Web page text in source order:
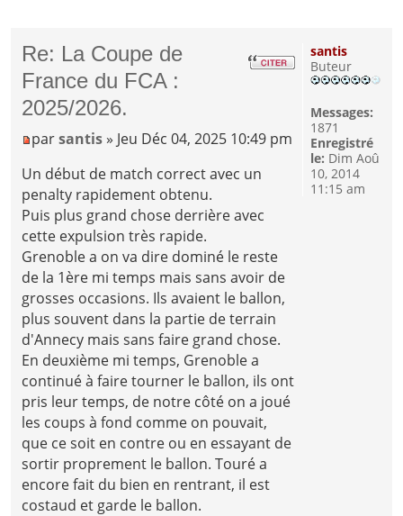
Re: La Coupe de
France du FCA :
2025/2026.
parsantis » Jeu Déc 04, 2025 10:49 pm
Un début de match correct avec un
penalty rapidement obtenu.
Puis plus grand chose derrière avec
cette expulsion très rapide.
Grenoble a on va dire dominé le reste
de la 1ère mi temps mais sans avoir de
grosses occasions. Ils avaient le ballon,
plus souvent dans la partie de terrain
d'Annecy mais sans faire grand chose.
En deuxième mi temps, Grenoble a
continué à faire tourner le ballon, ils ont
pris leur temps, de notre côté on a joué
les coups à fond comme on pouvait,
que ce soit en contre ou en essayant de
sortir proprement le ballon. Touré a
encore fait du bien en rentrant, il est
costaud et garde le ballon.
santis
Buteur
Messages:
1871
Enregistré
le: Dim Aoû
10, 2014
11:15 am